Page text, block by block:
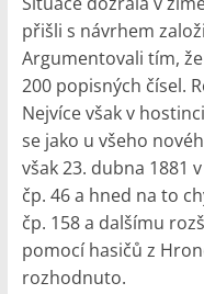
přišli s návrhem
Argumentovali tím,
200 popisných čísel.
Nejvíce však v
se jako u všeho
však 23. dubna 1881
čp. 46 a hned na to
čp. 158 a dalšímu
pomocí hasičů z
rozhodnuto.